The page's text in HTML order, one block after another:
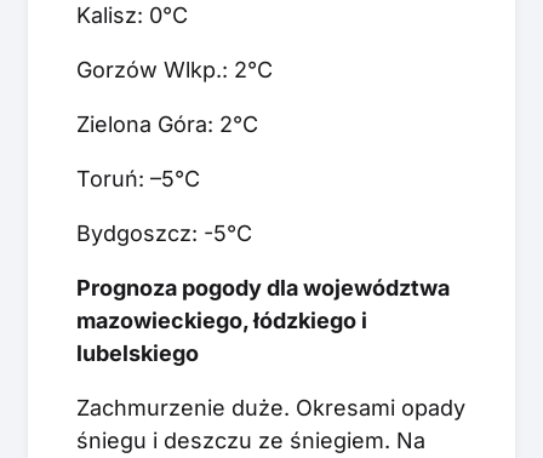
Kalisz: 0°C
Gorzów Wlkp.: 2°C
Zielona Góra: 2°C
Toruń: –5°C
Bydgoszcz: -5°C
Prognoza pogody dla województwa
mazowieckiego, łódzkiego i
lubelskiego
Zachmurzenie duże. Okresami opady
śniegu i deszczu ze śniegiem. Na